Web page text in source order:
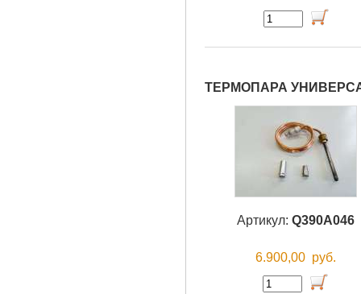
ТЕРМОПАРА
Артикул: Q390A046
6.900,00 руб.